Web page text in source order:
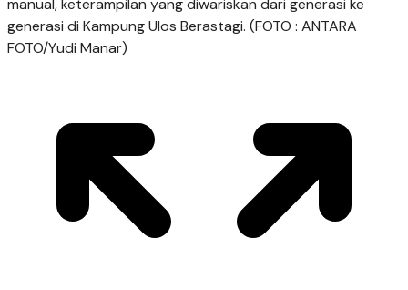
manual, keterampilan yang diwariskan dari generasi ke
generasi di Kampung Ulos Berastagi. (FOTO : ANTARA
FOTO/Yudi Manar)